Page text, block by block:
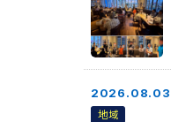
2026.08.03
地域